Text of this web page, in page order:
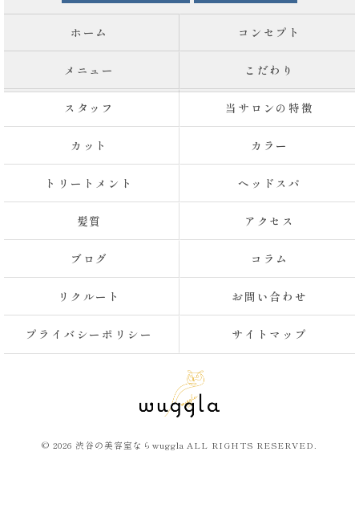
ホーム コンセプト
メニュー こだわり
スタッフ 当サロンの特徴
カット カラー
トリートメント ヘッドスパ
髪質 アクセス
ブログ コラム
リクルート お問い合わせ
プライバシーポリシー サイトマップ
© 2026 渋谷の美容室ならwuggla ALL RIGHTS RESERVED.